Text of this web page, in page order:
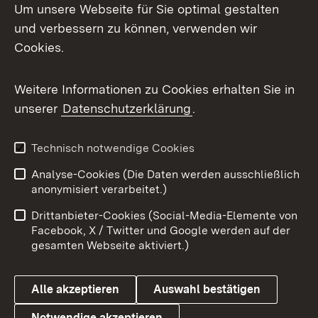
Facebook
X / Twitter
Youtube
Impressum
Kontakt
Barrierefreiheit
Datenschutz
Cookies
Um unsere Webseite für Sie optimal gestalten
und verbessern zu können, verwenden wir
Cookies.
Weitere Informationen zu Cookies erhalten Sie in
unserer Datenschutzerklärung.
Technisch notwendige Cookies
Analyse-Cookies (Die Daten werden ausschließlich
anonymisiert verarbeitet.)
Drittanbieter-Cookies (Social-Media-Elemente von
Facebook, X / Twitter und Google werden auf der
gesamten Webseite aktiviert.)
Alle akzeptieren Auswahl bestätigen